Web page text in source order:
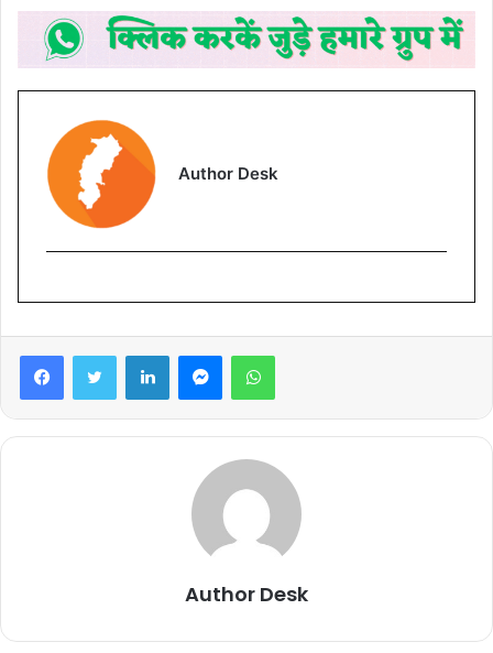
Author Desk
FacebookTwitter LinkedInMessengerWhatsApp
Author Desk